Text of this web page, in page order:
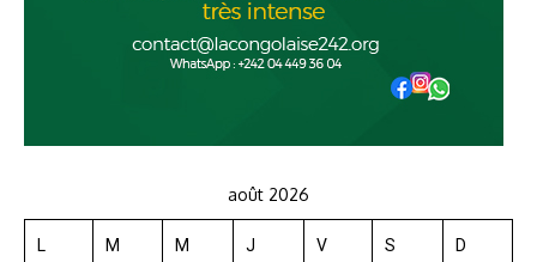
août 2026
L M M J V S D